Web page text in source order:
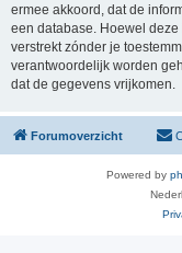
ermee akkoord, dat de
een database. Hoewel
verstrekt zónder je
verantwoordelijk worden
dat de gegevens vrijkomen.
Forumoverzicht
Powered by